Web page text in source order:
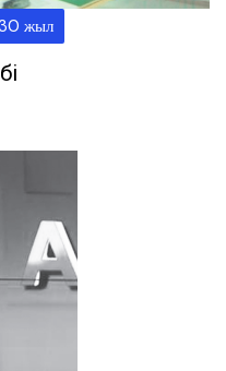
30 жыл